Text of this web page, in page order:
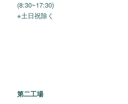
(8:30~17:30)
※土日祝除く
第二工場